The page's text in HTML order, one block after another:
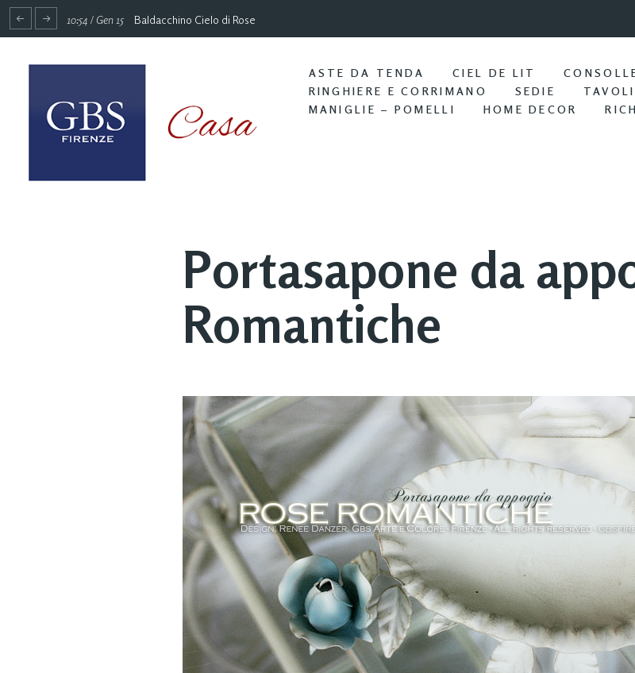
10:54 / Gen 15 Baldacchino Cielo di Rose
ASTE DA TENDA CIEL DE LIT
RINGHIERE E CORRIMANO
SEDIE TAVOLI
MANIGLIE – POMELLI
HOME DECOR
Portasapone da
Romantiche